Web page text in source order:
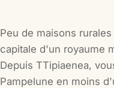
Peu de maisons
capitale d'un royaume
Depuis TTipiaenea,
Pampelune en moins